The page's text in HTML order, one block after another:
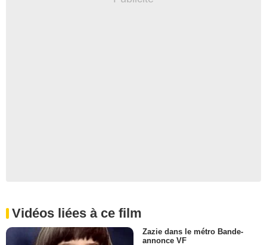
Vidéos liées à ce film
Zazie dans le métro Bande-
annonce VF